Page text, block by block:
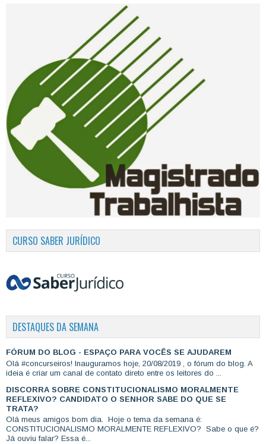
CURSO SABER JURÍDICO
DESTAQUES DA SEMANA
FÓRUM DO BLOG - ESPAÇO PARA VOCÊS SE AJUDAREM
Olá #concurseiros! Inauguramos hoje, 20/08/2019 , o fórum do blog. A
ideia é criar um canal de contato direto entre os leitores do ...
DISCORRA SOBRE CONSTITUCIONALISMO MORALMENTE
REFLEXIVO? CANDIDATO O SENHOR SABE DO QUE SE
TRATA?
Olá meus amigos bom dia. Hoje o tema da semana é:
CONSTITUCIONALISMO MORALMENTE REFLEXIVO? Sabe o que é?
Já ouviu falar? Essa é...